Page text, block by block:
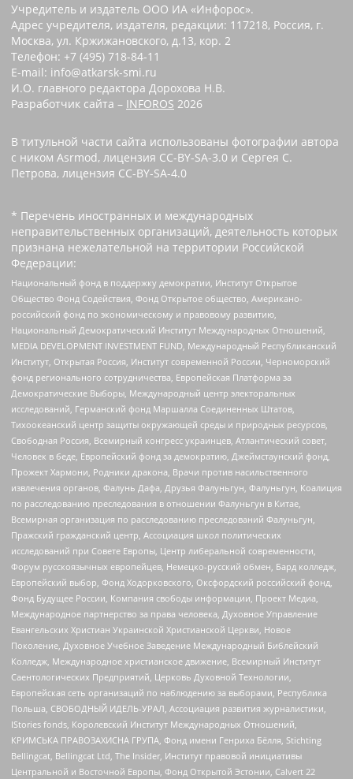
Учредитель и издатель ООО ИА «Инфорос».
Адрес учредителя, издателя, редакции: 117218, Россия, г.
Москва, ул. Кржижановского, д.13, кор. 2
Телефон: +7 (495) 718-84-11
E-mail: info@atkarsk-smi.ru
И.О. главного редактора Дорохова Н.В.
Разработчик сайта – INFOROS 2026
В титульной части сайта использованы фотографии автора
с ником Asrmod, лицензия CC-BY-SA-3.0 и Сергея С.
Петрова, лицензия CC-BY-SA-4.0
* Перечень иностранных и международных
неправительственных организаций, деятельность которых
признана нежелательной на территории Российской
Федерации:
Национальный фонд в поддержку демократии, Институт Открытое
Общество Фонд Содействия, Фонд Открытое общество, Американо-
российский фонд по экономическому и правовому развитию,
Национальный Демократический Институт Международных Отношений,
MEDIA DEVELOPMENT INVESTMENT FUND, Международный Республиканский
Институт, Открытая Россия, Институт современной России, Черноморский
фонд регионального сотрудничества, Европейская Платформа за
Демократические Выборы, Международный центр электоральных
исследований, Германский фонд Маршалла Соединенных Штатов,
Тихоокеанский центр защиты окружающей среды и природных ресурсов,
Свободная Россия, Всемирный конгресс украинцев, Атлантический совет,
Человек в беде, Европейский фонд за демократию, Джеймстаунский фонд,
Прожект Хармони, Родники дракона, Врачи против насильственного
извлечения органов, Фалунь Дафа, Друзья Фалуньгун, Фалуньгун, Коалиция
по расследованию преследования в отношении Фалуньгун в Китае,
Всемирная организация по расследованию преследований Фалуньгун,
Пражский гражданский центр, Ассоциация школ политических
исследований при Совете Европы, Центр либеральной современности,
Форум русскоязычных европейцев, Немецко-русский обмен, Бард колледж,
Европейский выбор, Фонд Ходорковского, Оксфордский российский фонд,
Фонд Будущее России, Компания свободы информации, Проект Медиа,
Международное партнерство за права человека, Духовное Управление
Евангельских Христиан Украинской Христианской Церкви, Новое
Поколение, Духовное Учебное Заведение Международный Библейский
Колледж, Международное христианское движение, Всемирный Институт
Саентологических Предприятий, Церковь Духовной Технологии,
Европейская сеть организаций по наблюдению за выборами, Республика
Польша, СВОБОДНЫЙ ИДЕЛЬ-УРАЛ, Ассоциация развития журналистики,
IStories fonds, Королевский Институт Международных Отношений,
КРИМСЬКА ПРАВОЗАХИСНА ГРУПА, Фонд имени Генриха Бёлля, Stichting
Bellingcat, Bellingcat Ltd, The Insider, Институт правовой инициативы
Центральной и Восточной Европы, Фонд Открытой Эстонии, Calvert 22